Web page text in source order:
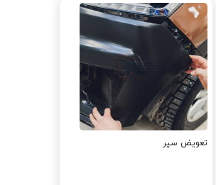
تعویض سپر